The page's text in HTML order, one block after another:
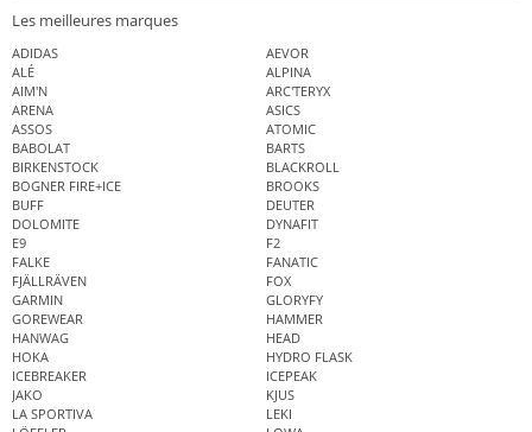
Les meilleures marques
ADIDAS
AEVOR
ALÉ
ALPINA
AIM'N
ARC'TERYX
ARENA
ASICS
ASSOS
ATOMIC
BABOLAT
BARTS
BIRKENSTOCK
BLACKROLL
BOGNER FIRE+ICE
BROOKS
BUFF
DEUTER
DOLOMITE
DYNAFIT
E9
F2
FALKE
FANATIC
FJÄLLRÄVEN
FOX
GARMIN
GLORYFY
GOREWEAR
HAMMER
HANWAG
HEAD
HOKA
HYDRO FLASK
ICEBREAKER
ICEPEAK
JAKO
KJUS
LA SPORTIVA
LEKI